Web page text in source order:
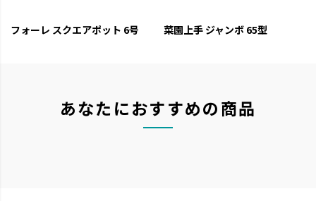
フォーレ スクエアポット 6号 菜園上手 ジャンボ 65型
あなたにおすすめの商品